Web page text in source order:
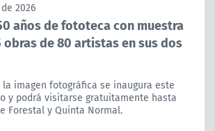
2026
años de fototeca con muestra
obras de 80 artistas en sus dos
imagen fotográfica se inaugura este
y podrá visitarse gratuitamente hasta
Forestal y Quinta Normal.